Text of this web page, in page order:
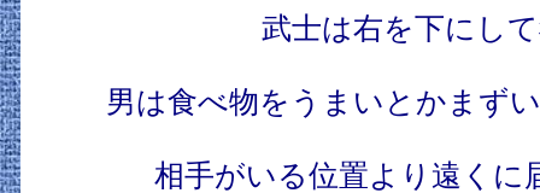
武士は右を下にし
男は食べ物をうまいとかまず
相手がいる位置より遠くに